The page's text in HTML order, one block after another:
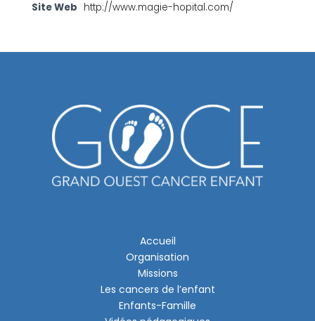
Site Web http://www.magie-hopital.com/
Accueil
Organisation
Missions
Les cancers de l’enfant
Enfants-Famille